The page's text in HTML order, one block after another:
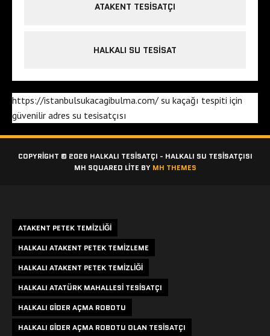
ATAKENT TESISATÇI
HALKALI SU TESISAT
https://istanbulsukacagibulma.com/ su kaçağı tespiti için
güvenilir adres su tesisatçısı
COPYRIGHT © 2026 HALKALI TESISATÇI - HALKALI SU TESISATÇISI
MH SQUARED LITE BY MH THEMES
ATAKENT PETEK TEMIZLIĞI
HALKALI ATAKENT PETEK TEMIZLEME
HALKALI ATAKENT PETEK TEMIZLIĞI
HALKALI ATATÜRK MAHALLESI TESISATÇI
HALKALI GIDER AÇMA ROBOTU
HALKALI GIDER AÇMA ROBOTU OLAN TESISATÇI